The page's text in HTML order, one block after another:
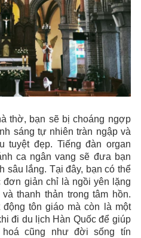
thờ, bạn sẽ bị choáng ngợp
sáng tự nhiên tràn ngập và
tuyệt đẹp. Tiếng đàn organ
ca ngân vang sẽ đưa bạn
sâu lắng. Tại đây, bạn có thể
đơn giản chỉ là ngồi yên lặng
thanh thản trong tâm hồn.
tôn giáo mà còn là một
đi du lịch Hàn Quốc để giúp
cũng như đời sống tín